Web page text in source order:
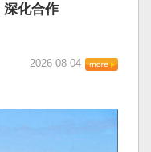
深化合作
2026-08-04